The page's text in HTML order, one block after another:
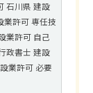
石川県 建設
業許可 専任技
業許可 自己
政書士 建設
業許可 必要